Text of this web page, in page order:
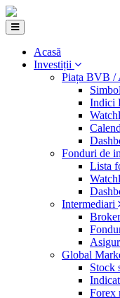
Acasă
Investiții
Piața BVB /
Indici
Fonduri de
Lista
Intermediari
Global
Stock
Forex